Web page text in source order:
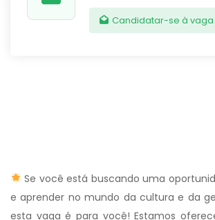
Candidatar-se à vaga
Se você está buscando uma
e aprender no mundo da cultura e da
esta vaga é para você! Estamos